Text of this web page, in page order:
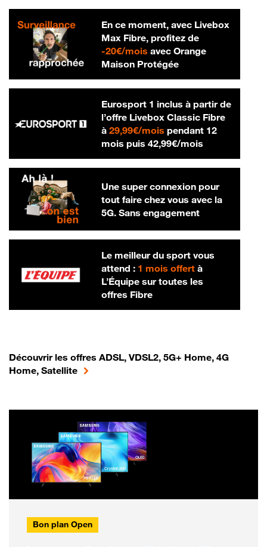
En ce moment, avec Livebox
Max Fibre, profitez de
-20€/mois20 € par mois
avec Orange
Maison Protégée
Eurosport 1 inclus à partir de
l’offre Livebox Classic Fibre
à 29,99€/mois29,99 € par mois
pendant 12
mois puis 42,99€/mois42,99 € par
Une super connexion pour
tout faire chez vous avec la
5G. Sans engagement
Le meilleur du sport vous
attend : 1 mois offertà
L’Équipe sur toutes les
offres Fibre
Découvrir les offres ADSL, VDSL2, 5G+ Home, 4G
Home, Satellite
Bon plan Open